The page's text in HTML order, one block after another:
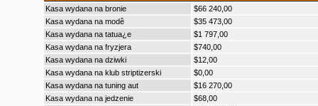
Kasa wydana na bronie
$66 240,00
Kasa wydana na modê
$35 473,00
Kasa wydana na tatua¿e
$1 797,00
Kasa wydana na fryzjera
$740,00
Kasa wydana na dziwki
$12,00
Kasa wydana na klub striptizerski
$0,00
Kasa wydana na tuning aut
$16 270,00
Kasa wydana na jedzenie
$68,00